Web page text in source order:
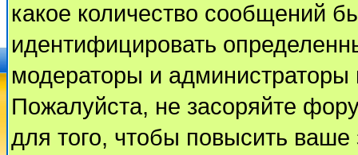
какое количество сообщений
идентифицировать
модераторы и администраторы
Пожалуйста, не засоряйте
для того, чтобы повысить